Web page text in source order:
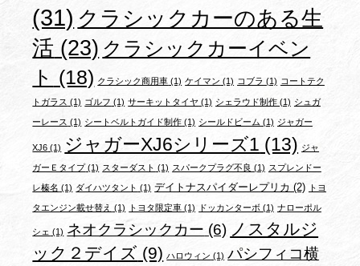
(31) クラシックカーのある生
活 (23) クラシックカーイベン
ト (18) クラシック商用車 (1) ケイマン (1) コブラ (1) コートテク
トガラス (1) ゴルフ (1) サーキットタイヤ (1) シェラウド制作(1) シュガ
ーレース (1) シートベルトガイド制作 (1) シールドビーム (1) ジャガー
XJ6 (1) ジャガーXJ6シリーズ1 (13) ジャ
ガーＥタイプ(1) スターダスト (1) スパークプラグ不良 (1) スプレンドー
レ榛名 (1) ダイハツタント (1) デイトナスパイダーレプリカ (2) トヨ
タエンジン載せ替え (1) トヨタ限定車 (1) ドッカンターボ (1) ナローポル
シェ (1) ネオクラシックカー (6) ノスタルジ
ック２デイズ (9) ハロウィン (1) パシフィコ横